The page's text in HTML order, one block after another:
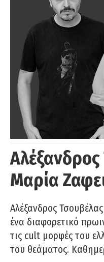
Μαρία
Αλέξανδρος
ένα διαφορετικό
τις cult μορφές του
του θεάματος.